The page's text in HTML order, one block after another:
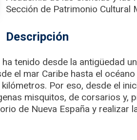
Sección de Patrimonio Cultural
Descripción
tenido desde la antigüedad
el mar Caribe hasta el
Por eso, desde el
misquitos, de corsarios y,
de Nueva España y realizar